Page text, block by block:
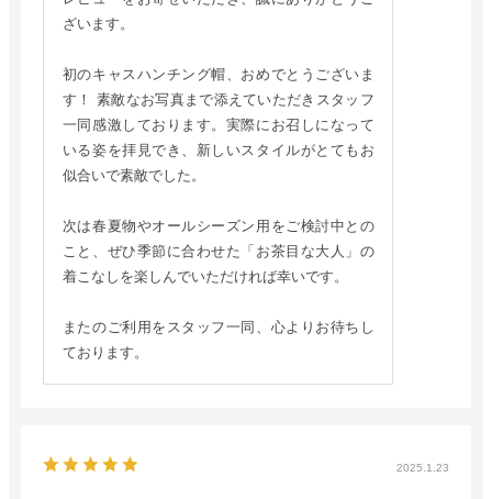
ざいます。
初のキャスハンチング帽、おめでとうございま
す！ 素敵なお写真まで添えていただきスタッフ
一同感激しております。実際にお召しになって
いる姿を拝見でき、新しいスタイルがとてもお
似合いで素敵でした。
次は春夏物やオールシーズン用をご検討中との
こと、ぜひ季節に合わせた「お茶目な大人」の
着こなしを楽しんでいただければ幸いです。
またのご利用をスタッフ一同、心よりお待ちし
ております。
2025.1.23